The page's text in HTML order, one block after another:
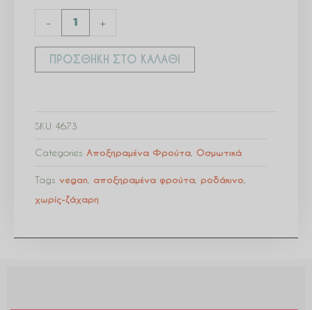
- +
ΠΡΟΣΘΉΚΗ ΣΤΟ ΚΑΛΆΘΙ
SKU 4673
Categories Αποξηραμένα Φρούτα, Οσμωτικά
Tags vegan, αποξηραμένα φρούτα, ροδάκινο,
χωρίς-ζάχαρη